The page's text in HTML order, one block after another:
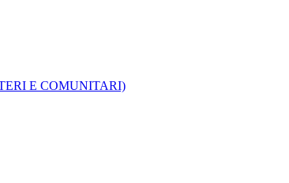
E COMUNITARI)